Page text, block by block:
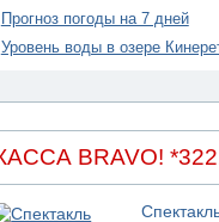
На севере Израиля на
05.08.2026 13:32
05.08.2026 10:16
активисты пытались
сионизма"
Прогноз погоды на 7 дней
Уровень воды в озере
BRAVO!